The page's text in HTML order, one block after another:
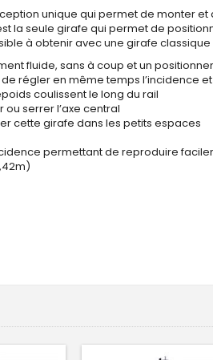
unique qui permet de monter
la seule girafe qui permet de
à obtenir avec une girafe classique
fluide, sans à coup et un
régler en même temps l’incidence
coulissent le long du rail
ou serrer l’axe central
cette girafe dans les petits espaces
permettant de reproduire